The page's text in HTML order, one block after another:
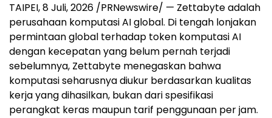
TAIPEI,8 Juli, 2026 /PRNewswire/ — Zettabyte adalah
perusahaan komputasi AI global. Di tengah lonjakan
permintaan global terhadap token komputasi AI
dengan kecepatan yang belum pernah terjadi
sebelumnya, Zettabyte menegaskan bahwa
komputasi seharusnya diukur berdasarkan kualitas
kerja yang dihasilkan, bukan dari spesifikasi
perangkat keras maupun tarif penggunaan per jam.